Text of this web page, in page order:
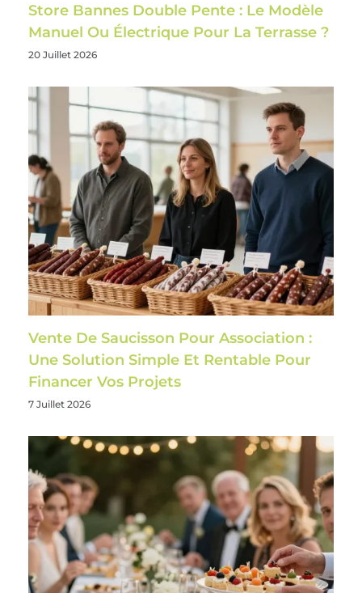
Store Bannes Double Pente : Le Modèle
Manuel Ou Électrique Pour La Terrasse ?
20 Juillet 2026
Vente De Saucisson Pour Association :
Une Solution Simple Et Rentable Pour
Financer Vos Projets
7 Juillet 2026